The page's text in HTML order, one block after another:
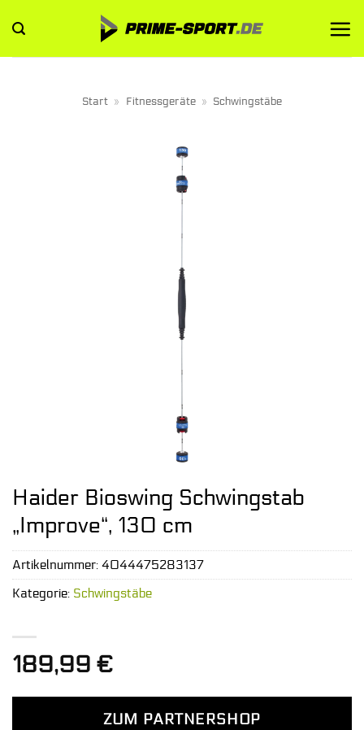
Inhalt
springen
Start » Fitnessgeräte » Schwingstäbe
Haider Bioswing Schwingstab
„Improve“, 130 cm
189,99 €
ZUM PARTNERSHOP
Artikelnummer: 4044475283137
Kategorie: Schwingstäbe